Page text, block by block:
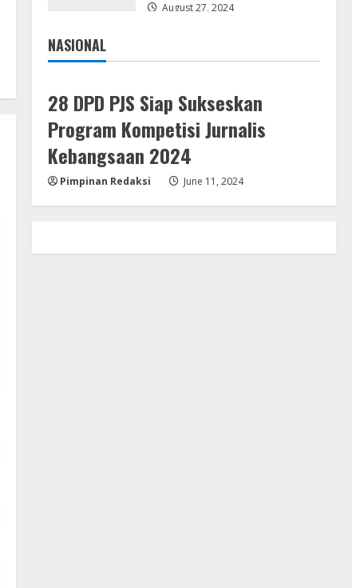
Windows 10 (x32x64)
August 27, 2024
NASIONAL
Jakarta
28 DPD PJS Siap Sukseskan
Program Kompetisi Jurnalis
Kebangsaan 2024
Pimpinan Redaksi June 11, 2024